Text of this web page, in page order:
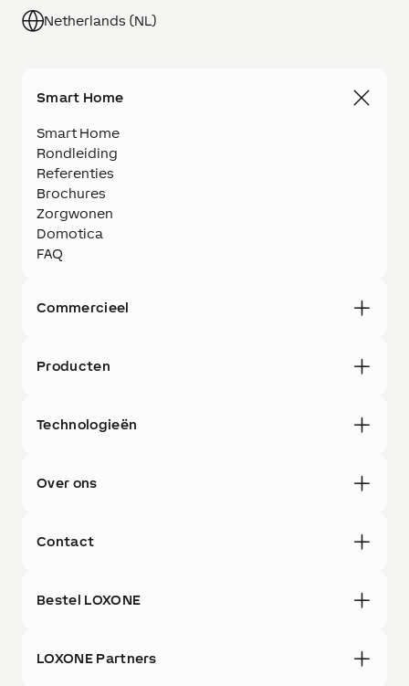
Netherlands (NL)
Smart Home
Smart Home
Rondleiding
Referenties
Brochures
Zorgwonen
Domotica
FAQ
Commercieel
Producten
Technologieën
Over ons
Contact
Bestel LOXONE
LOXONE Partners